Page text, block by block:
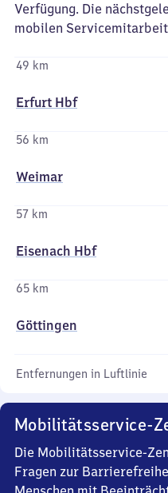
Verfügung. Die
mobilen
49 km
Erfurt Hbf
56 km
Weimar
57 km
Eisenach Hbf
65 km
Göttingen
Entfernungen in Luftlinie
Mobilitätsservice-
Die Mobilitätsservice-
Fragen zur